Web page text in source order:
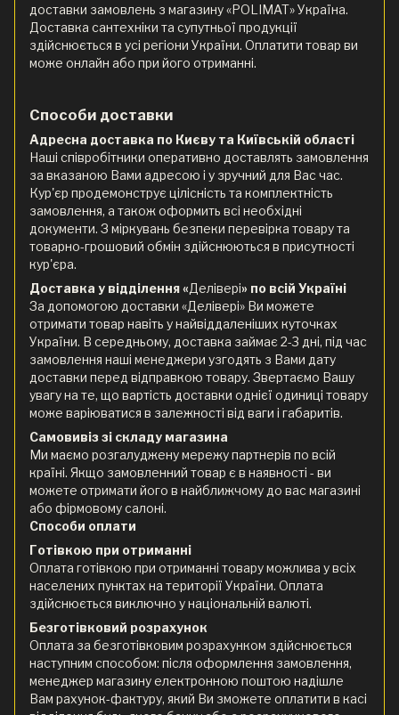
доставки замовлень з магазину «POLIMAT» Україна.
Доставка сантехніки та супутньої продукції
здійснюється в усі регіони України. Оплатити товар ви
може онлайн або при його отриманні.
Способи доставки
Адресна доставка по Києву та Київській області
Наші співробітники оперативно доставлять замовлення
за вказаною Вами адресою і у зручний для Вас час.
Кур'єр продемонструє цілісність та комплектність
замовлення, а також оформить всі необхідні
документи. З міркувань безпеки перевірка товару та
товарно-грошовий обмін здійснюються в присутності
кур'єра.
Доставка у відділення «Делівері» по всій Україні
За допомогою доставки «Делівері» Ви можете
отримати товар навіть у найвіддаленіших куточках
України. В середньому, доставка займає 2-3 дні, під час
замовлення наші менеджери узгодять з Вами дату
доставки перед відправкою товару. Звертаємо Вашу
увагу на те, що вартість доставки однієї одиниці товару
може варіюватися в залежності від ваги і габаритів.
Самовивіз зі складу магазина
Ми маємо розгалуджену мережу партнерів по всій
країні. Якщо замовленний товар є в наявності - ви
можете отримати його в найближчому до вас магазині
або фірмовому салоні.
Способи оплати
Готівкою при отриманні
Оплата готівкою при отриманні товару можлива у всіх
населених пунктах на території України. Оплата
здійснюється виключно у національній валюті.
Безготівковий розрахунок
Оплата за безготівковим розрахунком здійснюється
наступним способом: після оформлення замовлення,
менеджер магазину електронною поштою надішле
Вам рахунок-фактуру, який Ви зможете оплатити в касі